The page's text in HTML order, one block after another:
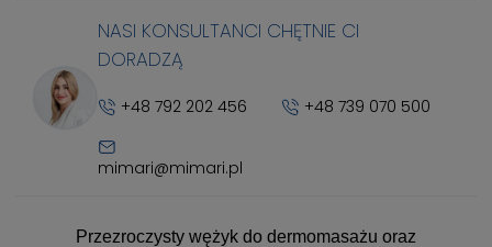
NASI KONSULTANCI CHĘTNIE CI
DORADZĄ
+48 792 202 456 +48 739 070 500
mimari@mimari.pl
Przezroczysty wężyk do dermomasażu oraz